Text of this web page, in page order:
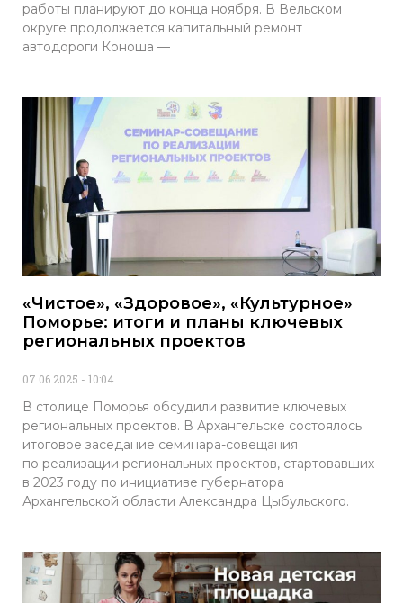
работы планируют до конца ноября. В Вельском
округе продолжается капитальный ремонт
автодороги Коноша —
«Чистое», «Здоровое», «Культурное»
Поморье: итоги и планы ключевых
региональных проектов
07.06.2025 10:04
В столице Поморья обсудили развитие ключевых
региональных проектов. В Архангельске состоялось
итоговое заседание семинара-совещания
по реализации региональных проектов, стартовавших
в 2023 году по инициативе губернатора
Архангельской области Александра Цыбульского.